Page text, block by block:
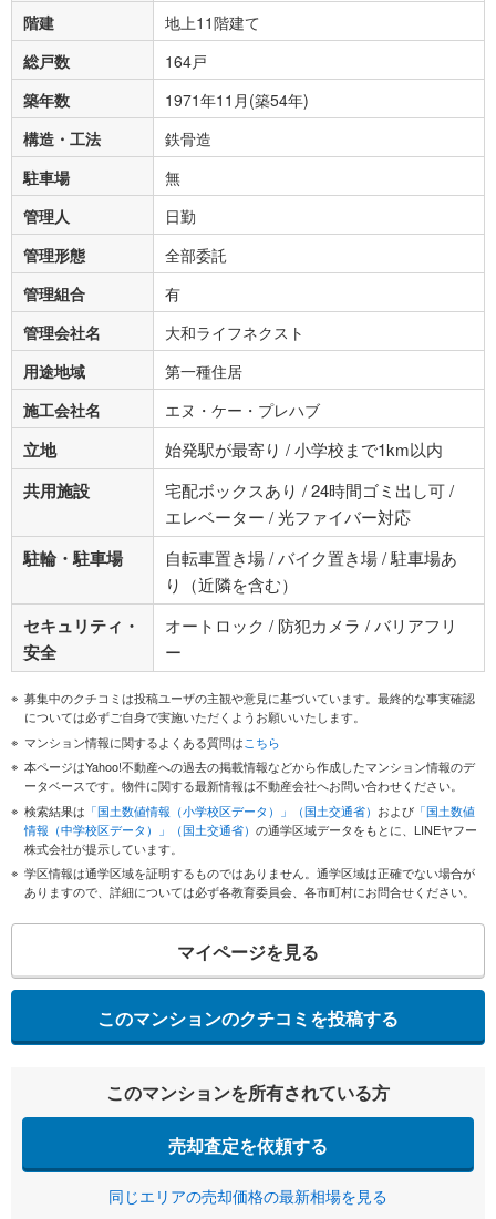
階建
地上11階建て
総戸数
164戸
築年数
1971年11月(築54年)
構造・工法
鉄骨造
駐車場
無
管理人
日勤
管理形態
全部委託
管理組合
有
管理会社名
大和ライフネクスト
用途地域
第一種住居
施工会社名
エヌ・ケー・プレハブ
立地 始発駅が最寄り / 小学校まで1km以内
共用施設
宅配ボックスあり / 24時間ゴミ出し可 /
エレベーター / 光ファイバー対応
駐輪・駐車場
自転車置き場 / バイク置き場 / 駐車場あ
り（近隣を含む）
セキュリティ・
安全
オートロック / 防犯カメラ / バリアフリ
ー
募集中のクチコミは投稿ユーザの主観や意見に基づいています。最終的な事実確認
については必ずご自身で実施いただくようお願いいたします。
マンション情報に関するよくある質問はこちら
本ページはYahoo!不動産への過去の掲載情報などから作成したマンション情報のデ
ータベースです。物件に関する最新情報は不動産会社へお問い合わせください。
検索結果は 「国土数値情報（小学校区データ）」（国土交通省） および 「国土数値
情報（中学校区データ）」（国土交通省） の通学区域データをもとに、LINEヤフー
株式会社が提示しています。
学区情報は通学区域を証明するものではありません。通学区域は正確でない場合が
ありますので、詳細については必ず各教育委員会、各市町村にお問合せください。
マイページを見る
このマンションのクチコミを投稿する
このマンションを所有されている方
売却査定を依頼する
同じエリアの売却価格の最新相場を見る